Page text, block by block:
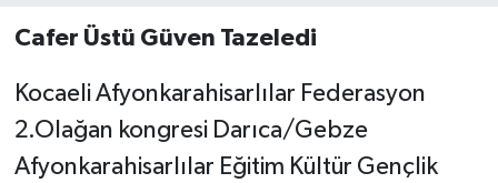
Cafer Üstü Güven Tazeledi
Kocaeli Afyonkarahisarlılar Federasyon
2.Olağan kongresi Darıca/Gebze
Afyonkarahisarlılar Eğitim Kültür Gençlik